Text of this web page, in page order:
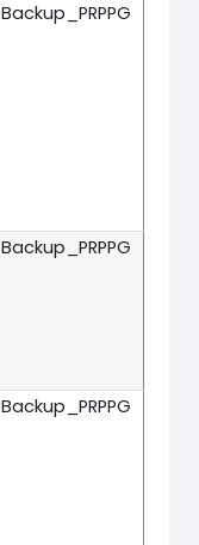
Backup_PRPPG
Backup_PRPPG
Backup_PRPPG